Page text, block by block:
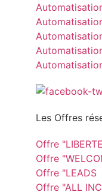
Les Offres
Offre
Offre
Offre "LEADS
Offre "ALL